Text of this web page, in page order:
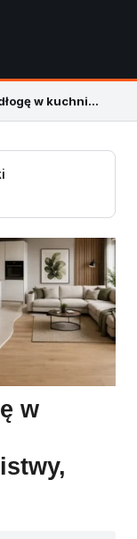
Jak połączyć podłogę w kuchni z salonem – praktyczne metody
w